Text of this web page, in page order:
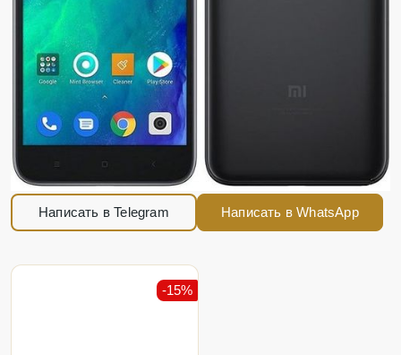
Написать в Telegram Написать в WhatsApp
-15%